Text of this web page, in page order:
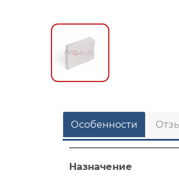
Особенности
Назначение